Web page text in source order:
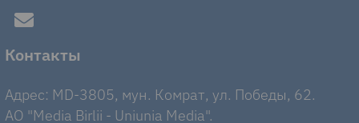
Контакты
Адрес: MD-3805, мун. Комрат, ул. Победы, 62.
AO "Media Birlii - Uniunia Media".